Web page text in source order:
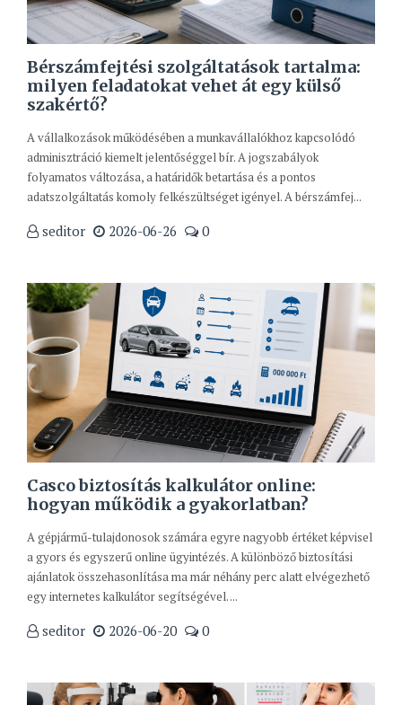
Bérszámfejtési szolgáltatások tartalma:
milyen feladatokat vehet át egy külső
szakértő?
A vállalkozások működésében a munkavállalókhoz kapcsolódó
adminisztráció kiemelt jelentőséggel bír. A jogszabályok
folyamatos változása, a határidők betartása és a pontos
adatszolgáltatás komoly felkészültséget igényel. A bérszámfej...
seditor 2026-06-26 0
Casco biztosítás kalkulátor online:
hogyan működik a gyakorlatban?
A gépjármű-tulajdonosok számára egyre nagyobb értéket képvisel
a gyors és egyszerű online ügyintézés. A különböző biztosítási
ajánlatok összehasonlítása ma már néhány perc alatt elvégezhető
egy internetes kalkulátor segítségével. ...
seditor 2026-06-20 0